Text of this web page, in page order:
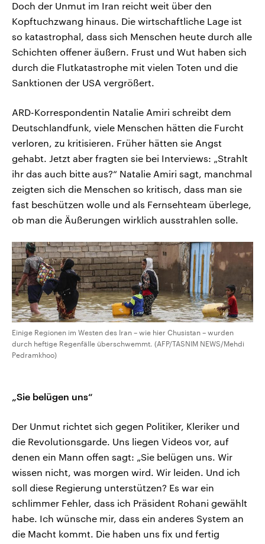
Doch der Unmut im Iran reicht weit über den
Kopftuchzwang hinaus. Die wirtschaftliche Lage ist
so katastrophal, dass sich Menschen heute durch alle
Schichten offener äußern. Frust und Wut haben sich
durch die Flutkatastrophe mit vielen Toten und die
Sanktionen der USA vergrößert.
ARD-Korrespondentin Natalie Amiri schreibt dem
Deutschlandfunk, viele Menschen hätten die Furcht
verloren, zu kritisieren. Früher hätten sie Angst
gehabt. Jetzt aber fragten sie bei Interviews: „Strahlt
ihr das auch bitte aus?“ Natalie Amiri sagt, manchmal
zeigten sich die Menschen so kritisch, dass man sie
fast beschützen wolle und als Fernsehteam überlege,
ob man die Äußerungen wirklich ausstrahlen solle.
Einige Regionen im Westen des Iran – wie hier Chusistan – wurden
durch heftige Regenfälle überschwemmt. (AFP/TASNIM NEWS/Mehdi
Pedramkhoo)
„Sie belügen uns“
Der Unmut richtet sich gegen Politiker, Kleriker und
die Revolutionsgarde. Uns liegen Videos vor, auf
denen ein Mann offen sagt: „Sie belügen uns. Wir
wissen nicht, was morgen wird. Wir leiden. Und ich
soll diese Regierung unterstützen? Es war ein
schlimmer Fehler, dass ich Präsident Rohani gewählt
habe. Ich wünsche mir, dass ein anderes System an
die Macht kommt. Die haben uns fix und fertig